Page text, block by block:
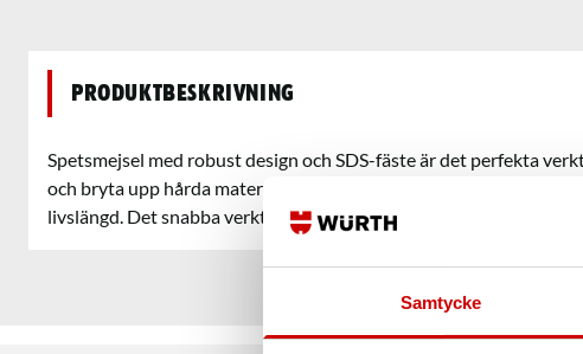
Samtycke
Produktbeskrivning
Spetsmejsel med robust design och SDS-fäste är det perfekta
och bryta upp hårda material som betong. Den är omslipningsbar
livslängd. Det snabba verktygsbytet gör arbetet smidigt och